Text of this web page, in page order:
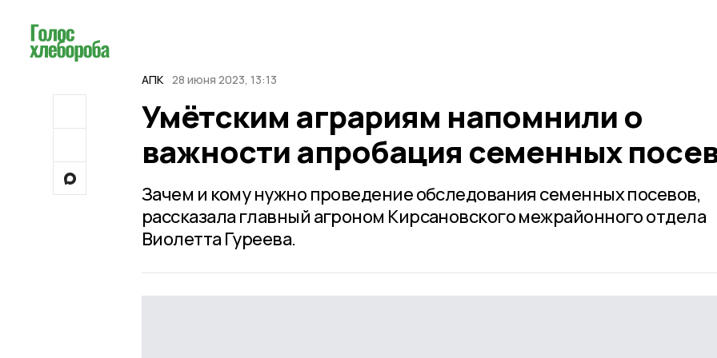
АПК 28 июня 2023, 13:13
Умётским аграриям напомнили о
важности апробация семенных
Зачем и кому нужно проведение обследования семенных посевов,
рассказала главный агроном Кирсановского межрайонного отдела
Виолетта Гуреева.